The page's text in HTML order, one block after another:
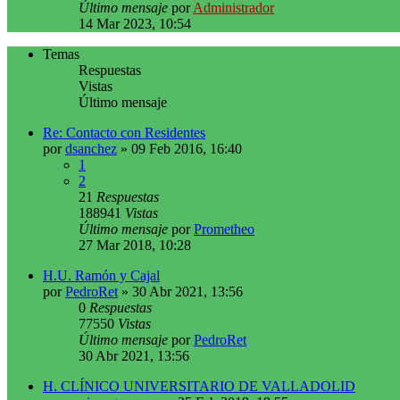
Último mensaje porAdministrador
14 Mar 2023, 10:54
Temas
Respuestas
Vistas
Último mensaje
Re: Contacto con Residentes
pordsanchez » 09 Feb 2016, 16:40
1
2
21 Respuestas
188941 Vistas
Último mensaje porPrometheo
27 Mar 2018, 10:28
H.U. Ramón y Cajal
porPedroRet » 30 Abr 2021, 13:56
0 Respuestas
77550 Vistas
Último mensaje porPedroRet
30 Abr 2021, 13:56
H. CLÍNICO UNIVERSITARIO DE VALLADOLID